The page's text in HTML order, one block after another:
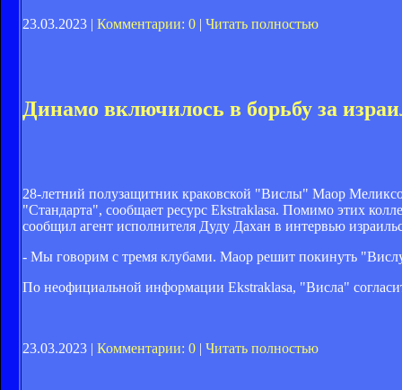
23.03.2023 | Комментарии: 0 | Читать полностью
Динамо включилось в борьбу за
28-летний полузащитник краковской "Вислы" Маор
"Стандарта", сообщает ресурс Ekstraklasa. Помимо этих
сообщил агент исполнителя Дуду Дахан в интервью
- Мы говорим с тремя клубами. Маор решит покинуть
По неофициальной информации Ekstraklasa, "Висла"
23.03.2023 | Комментарии: 0 | Читать полностью